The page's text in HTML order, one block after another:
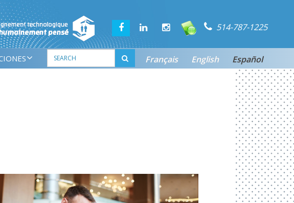
514-787-1225
Español
English
Français